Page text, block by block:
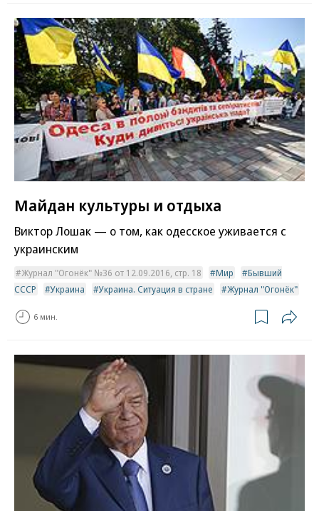
Майдан культуры и отдыха
Виктор Лошак — о том, как одесское уживается с
украинским
Журнал "Огонёк" №36 от 12.09.2016, стр. 18 Мир
Бывший
СССР
Украина Украина. Ситуация в стране Журнал "Огонёк"
6 мин.